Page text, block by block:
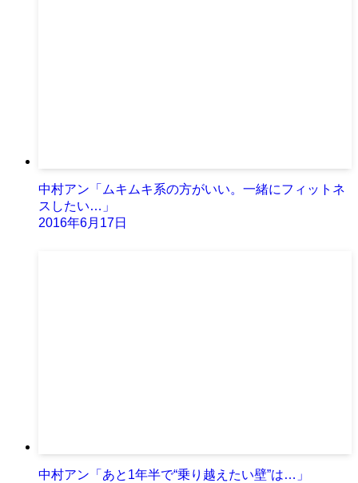
中村アン「ムキムキ系の方がいい。一緒にフィットネ
スしたい…」
2016年6月17日
中村アン「あと1年半で“乗り越えたい壁”は…」